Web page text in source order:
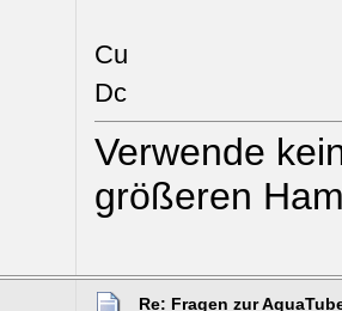
Cu
Dc
Verwende
größeren
Re: Fragen zur